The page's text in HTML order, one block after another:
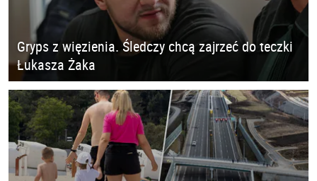
Gryps z więzienia. Śledczy chcą zajrzeć do teczki
Łukasza Żaka